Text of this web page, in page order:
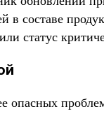
в составе
статус
опасных